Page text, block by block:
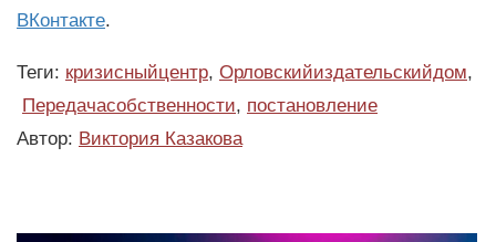
ВКонтакте.
Теги: кризисныйцентр, Орловскийиздательскийдом,
Передачасобственности, постановление
Автор: Виктория Казакова